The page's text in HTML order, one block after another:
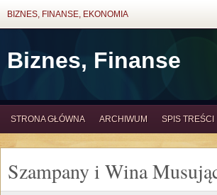
BIZNES, FINANSE, EKONOMIA
Biznes, Finanse
STRONA GŁÓWNA ARCHIWUM SPIS TREŚCI
Szampany i Wina